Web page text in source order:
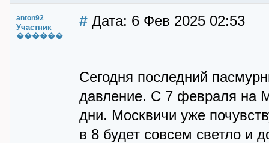
anton92
Участник
������
# Дата: 6 Фев 2025 02:53
Сегодня последний
давление. С 7 февраля на
дни. Москвичи уже
в 8 будет совсем светло и